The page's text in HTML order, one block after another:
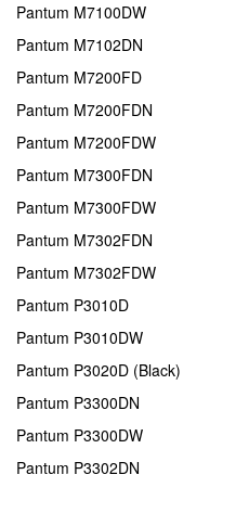
Pantum M7100DW
Pantum M7102DN
Pantum M7200FD
Pantum M7200FDN
Pantum M7200FDW
Pantum M7300FDN
Pantum M7300FDW
Pantum M7302FDN
Pantum M7302FDW
Pantum P3010D
Pantum P3010DW
Pantum P3020D (Black)
Pantum P3300DN
Pantum P3300DW
Pantum P3302DN